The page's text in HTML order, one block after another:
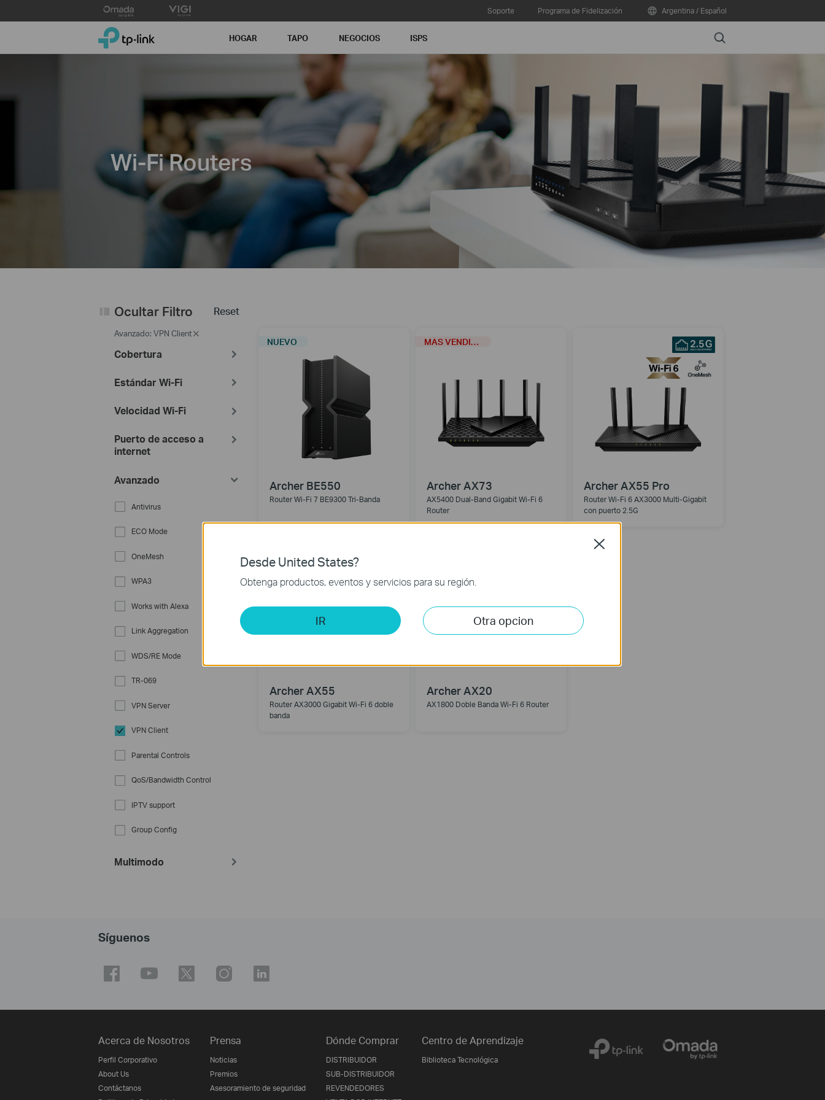
to
Soporte Programa de Fidelización Argentina / Español
TP-Link, Reliably Smart HOGAR TAPO NEGOCIOS ISPS Search
Wi-Fi Routers
Reset
Ocultar Filtro
Avanzado: VPN Client
Cobertura
Estándar Wi-Fi
Velocidad Wi-Fi
Puerto de acceso a
internet
Avanzado
Antivirus
ECO Mode
OneMesh
WPA3
Works with Alexa
Link Aggregation
WDS/RE Mode
TR-069
VPN Server
VPN Client
Parental Controls
QoS/Bandwidth Control
IPTV support
Group Config
Multimodo
NUEVO
Archer BE550
Router Wi-Fi 7 BE9300 Tri-Banda
MAS VENDIDOS
Archer AX73
AX5400 Dual-Band Gigabit Wi-Fi 6
Router
Archer AX55 Pro
Router Wi-Fi 6 AX3000 Multi-Gigabit
con puerto 2.5G
Archer AX55
Router AX3000 Gigabit Wi-Fi 6 doble
banda
Archer AX20
AX1800 Doble Banda Wi-Fi 6 Router
Síguenos
Acerca de Nosotros
Perfil Corporativo
About Us
Contáctanos
Prensa
Noticias
Premios
Asesoramiento de seguridad
Dónde Comprar
DISTRIBUIDOR
SUB-DISTRIBUIDOR
REVENDEDORES
Centro de Aprendizaje
Biblioteca Tecnológica
Desde United States?
Obtenga productos, eventos y servicios para su región.
IR Otra opcion
Close